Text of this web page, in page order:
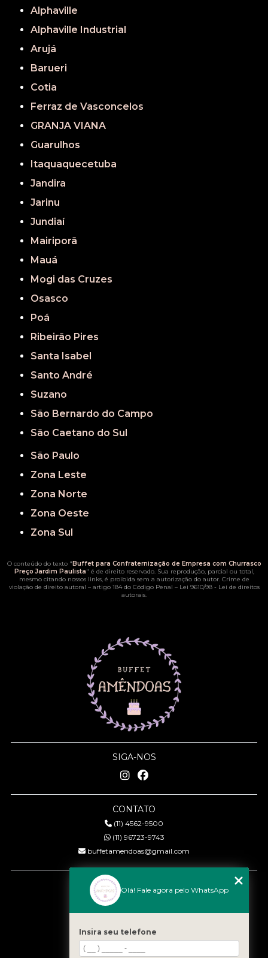
Alphaville
Alphaville Industrial
Arujá
Barueri
Cotia
Ferraz de Vasconcelos
GRANJA VIANA
Guarulhos
Itaquaquecetuba
Jandira
Jarinu
Jundiaí
Mairiporã
Mauá
Mogi das Cruzes
Osasco
Poá
Ribeirão Pires
Santa Isabel
Santo André
Suzano
São Bernardo do Campo
São Caetano do Sul
São Paulo
Zona Leste
Zona Norte
Zona Oeste
Zona Sul
O conteúdo do texto "Buffet para Confraternização de Empresa com Churrasco
Preço Jardim Paulista" é de direito reservado. Sua reprodução, parcial ou total,
mesmo citando nossos links, é proibida sem a autorização do autor. Crime de
violação de direito autoral – artigo 184 do Código Penal – Lei 9610/98 - Lei de direitos
autorais.
SIGA-NOS
CONTATO
(11) 4562-9500
(11) 96723-9743
buffetamendoas@gmail.com
MENU
Quem somos
Serviços
Eventos
Olá! Fale agora pelo WhatsApp
Insira seu telefone